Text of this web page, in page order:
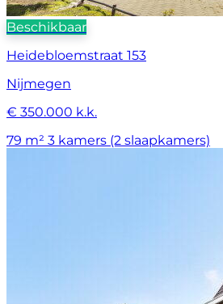
Beschikbaar
Heidebloemstraat 153
Nijmegen
€ 350.000 k.k.
79 m² 3 kamers (2 slaapkamers)